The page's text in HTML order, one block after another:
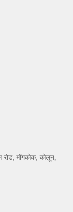
रोड, मोंगकोक, कोलून,